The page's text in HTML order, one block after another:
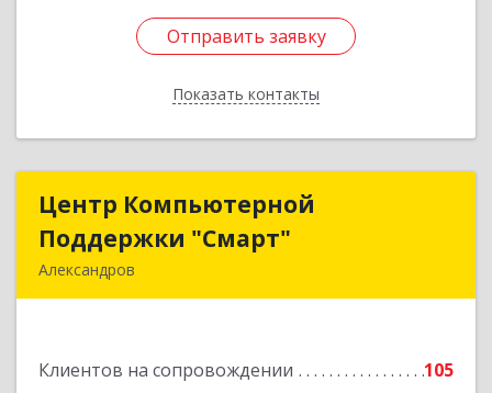
Отправить заявку
Показать контакты
Отправить заявку
Назад
Центр Компьютерной
Поддержки "Смарт"
Александров
Клиентов на сопровождении 105
Центр Компьютерной
Поддержки "Смарт"